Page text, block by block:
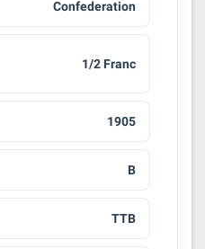
Confederation
1/2 Franc
1905
B
TTB